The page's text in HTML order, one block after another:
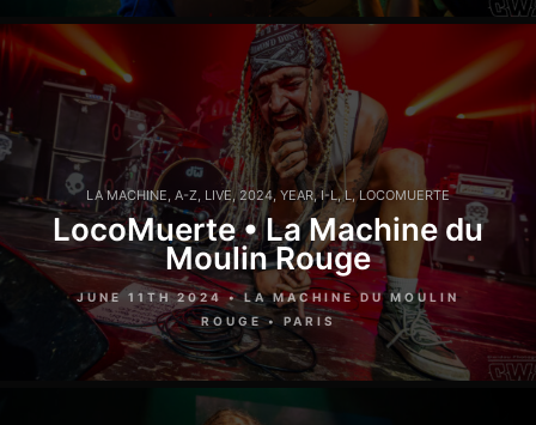
LA MACHINE, A-Z, LIVE, 2024, YEAR,I-L,L,LOCOMUERTE
LocoMuerte • La Machine du
Moulin Rouge
JUNE 11TH 2024 • LA MACHINE DU MOULIN
ROUGE • PARIS